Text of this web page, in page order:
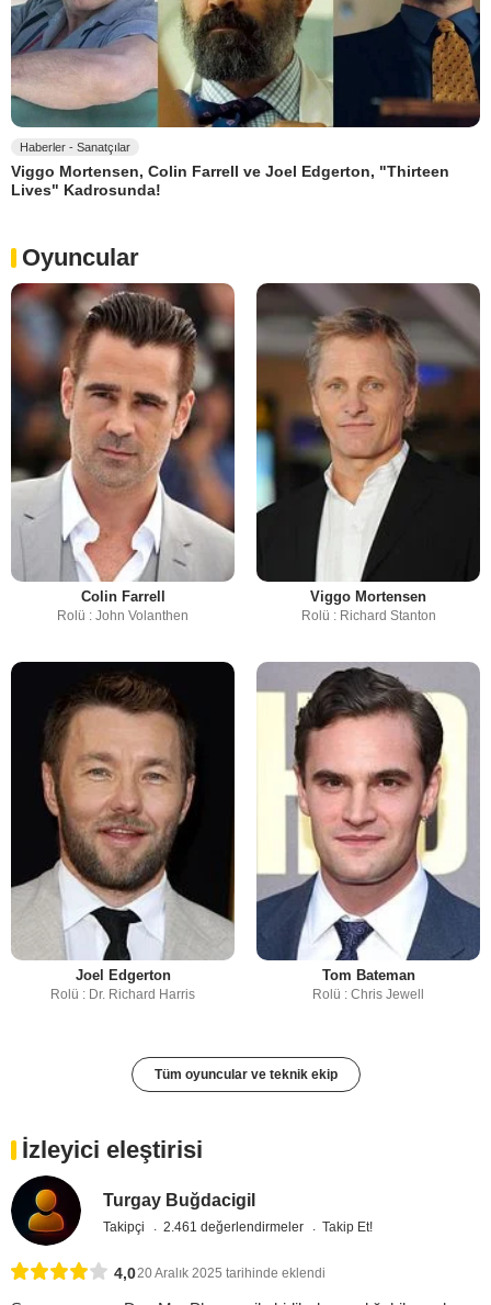
Haberler - Sanatçılar
Viggo Mortensen, Colin Farrell ve Joel Edgerton, "Thirteen
Lives" Kadrosunda!
Oyuncular
Colin Farrell
Rolü : John Volanthen
Viggo Mortensen
Rolü : Richard Stanton
Joel Edgerton
Rolü : Dr. Richard Harris
Tom Bateman
Rolü : Chris Jewell
Tüm oyuncular ve teknik ekip
İzleyici eleştirisi
Turgay Buğdacigil
Takipçi 2.461 değerlendirmeler Takip Et!
4,020 Aralık 2025 tarihinde eklendi